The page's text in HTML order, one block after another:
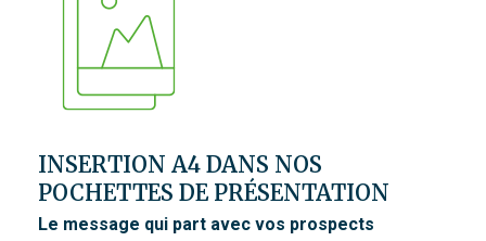
INSERTION A4 DANS NOS
POCHETTES DE PRÉSENTATION
Le message qui part avec vos prospects